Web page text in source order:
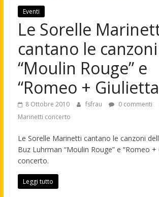
Eventi
Le Sorelle
cantano le
“Moulin Rouge” e
“Romeo +
8 Ottobre 2010 fsfrau 0 commenti
Marinetti concerto
Le Sorelle Marinetti cantano le canzoni
Buz Luhrman “Moulin Rouge” e “Romeo +
concerto.
Leggi tutto